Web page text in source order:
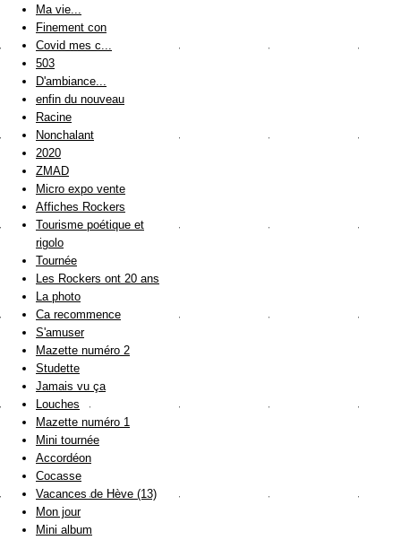
Ma vie...
Finement con
Covid mes c...
503
D'ambiance...
enfin du nouveau
Racine
Nonchalant
2020
ZMAD
Micro expo vente
Affiches Rockers
Tourisme poétique et
rigolo
Tournée
Les Rockers ont 20 ans
La photo
Ca recommence
S'amuser
Mazette numéro 2
Studette
Jamais vu ça
Louches
Mazette numéro 1
Mini tournée
Accordéon
Cocasse
Vacances de Hève (13)
Mon jour
Mini album